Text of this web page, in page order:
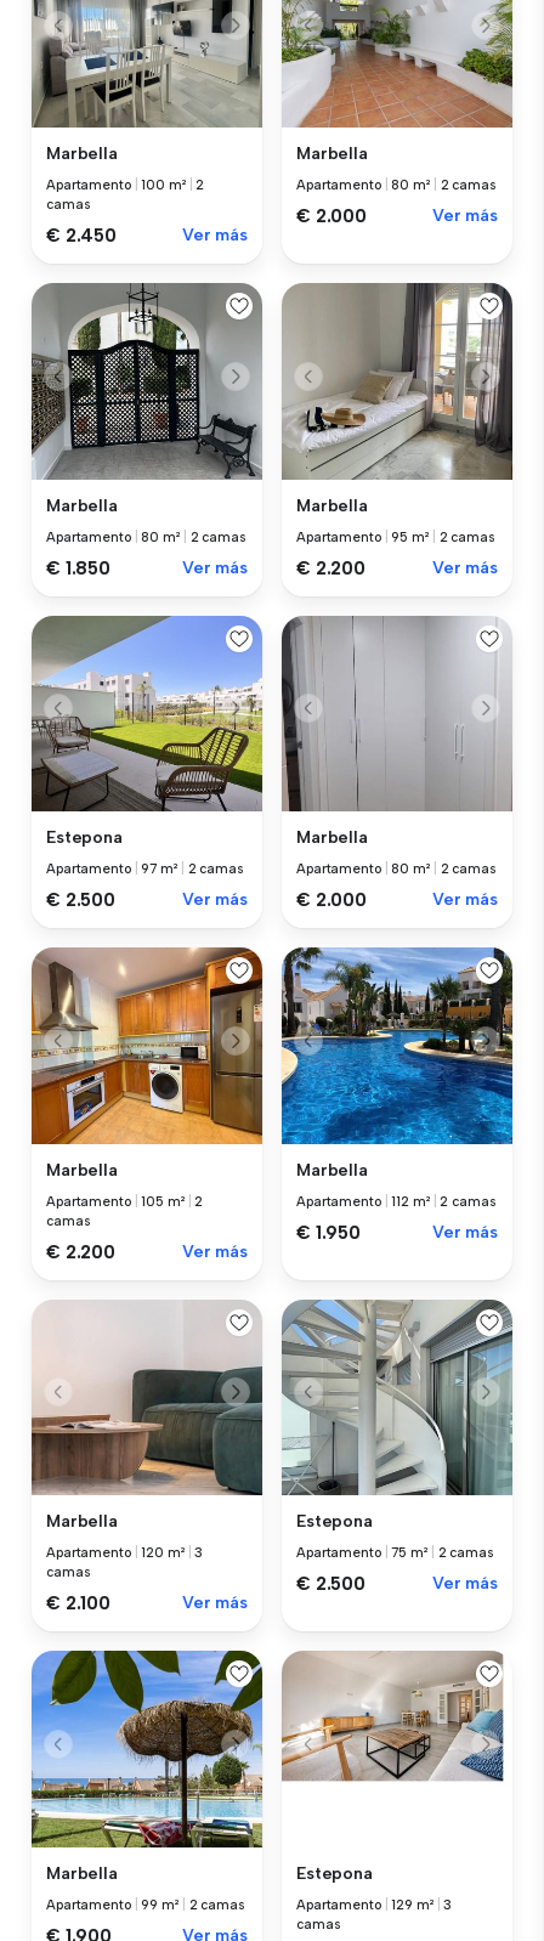
Marbella
Apartamento |100 m² |2
camas
€ 2.450 Ver más
Marbella
Apartamento |80 m² 2 camas
€ 2.000 Ver más
Marbella
Apartamento |80 m² 2 camas
€ 1.850 Ver más
Marbella
Apartamento |95 m² 2 camas
€ 2.200 Ver más
Estepona
Apartamento |97 m² 2 camas
€ 2.500 Ver más
Marbella
Apartamento |80 m² 2 camas
€ 2.000 Ver más
Marbella
Apartamento |105 m² |2
camas
€ 2.200 Ver más
Marbella
Apartamento |112 m² |2 camas
€ 1.950 Ver más
Marbella
Apartamento |120 m² |3
camas
€ 2.100 Ver más
Estepona
Apartamento |75 m² 2 camas
€ 2.500 Ver más
Marbella
Apartamento |99 m² 2 camas
€ 1.900 Ver más
Estepona
Apartamento |129 m² |3
camas